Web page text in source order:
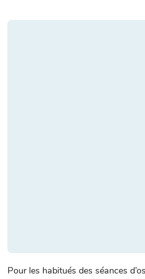
Pour les habitués des séances